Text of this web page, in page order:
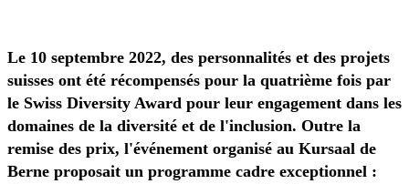
Le 10 septembre 2022, des personnalités et des projets
suisses ont été récompensés pour la quatrième fois par
le Swiss Diversity Award pour leur engagement dans les
domaines de la diversité et de l'inclusion. Outre la
remise des prix, l'événement organisé au Kursaal de
Berne proposait un programme cadre exceptionnel :